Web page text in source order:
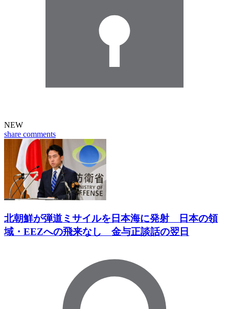
NEW
share comments
北朝鮮が弾道ミサイルを日本海に発射 日本の領
域・EEZへの飛来なし 金与正談話の翌日